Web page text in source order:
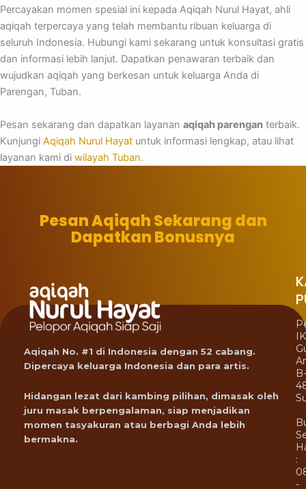
Percayakan momen spesial ini kepada Aqiqah Nurul Hayat, ahli
aqiqah terpercaya yang telah membantu ribuan keluarga di
seluruh Indonesia. Hubungi kami sekarang untuk konsultasi gratis
dan informasi lebih lanjut. Dapatkan penawaran terbaik dan
wujudkan aqiqah yang berkesan untuk keluarga Anda di
Parengan, Tuban.
Pesan sekarang dan dapatkan layanan aqiqah parengan terbaik.
Kunjungi Aqiqah Nurul Hayat untuk informasi lengkap, atau lihat
layanan kami di wilayah Tuban.
Pesan Aqiqah Sekarang dan
Dapatkan Bonusnya
Aqiqah No. #1 di Indonesia dengan 52 cabang.
Dipercaya keluarga Indonesia dan para artis.
Hidangan lezat dari kambing pilihan, dimasak oleh
juru masak berpengalaman, siap menjadikan
momen tasyakuran atau berbagi Anda lebih
bermakna.
B-
:
-